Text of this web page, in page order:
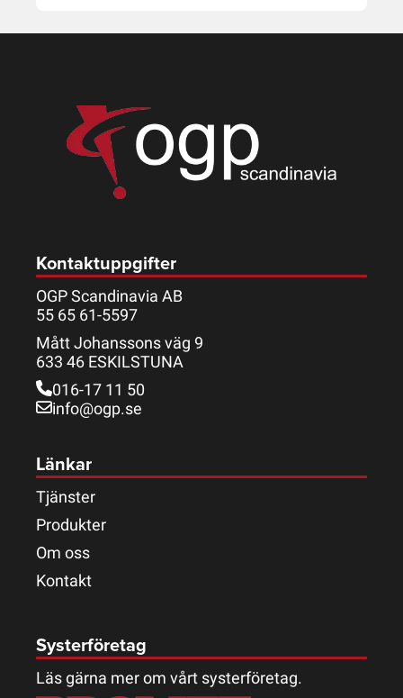
Kontaktuppgifter
OGP Scandinavia AB
55 65 61-5597
Mått Johanssons väg 9
633 46 ESKILSTUNA
016-17 11 50
info@ogp.se
Länkar
Tjänster
Produkter
Om oss
Kontakt
Systerföretag
Läs gärna mer om vårt systerföretag.